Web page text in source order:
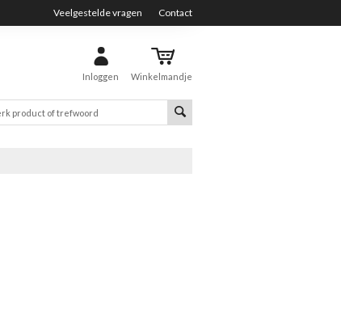
Veelgestelde vragen Contact
Inloggen Winkelmandje